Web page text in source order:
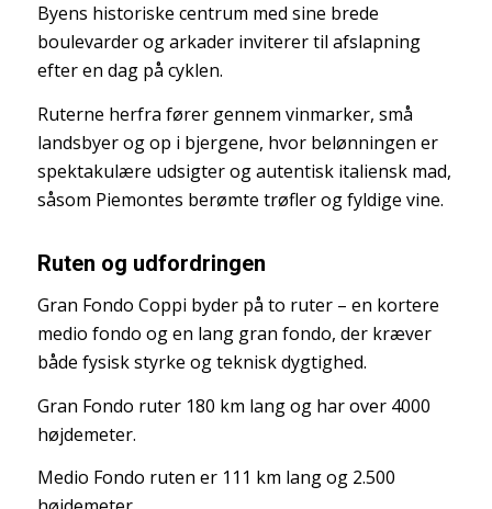
Byens historiske centrum med sine brede
boulevarder og arkader inviterer til afslapning
efter en dag på cyklen.
Ruterne herfra fører gennem vinmarker, små
landsbyer og op i bjergene, hvor belønningen er
spektakulære udsigter og autentisk italiensk mad,
såsom Piemontes berømte trøfler og fyldige vine.
Ruten og udfordringen
Gran Fondo Coppi byder på to ruter – en kortere
medio fondo og en lang gran fondo, der kræver
både fysisk styrke og teknisk dygtighed.
Gran Fondo ruter 180 km lang og har over 4000
højdemeter.
Medio Fondo ruten er 111 km lang og 2.500